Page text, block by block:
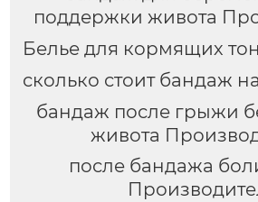
поддержки живота
Белье для кормящих
сколько стоит бандаж
бандаж после грыжи
живота
после бандажа